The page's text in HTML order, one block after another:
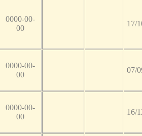
0000-00-
00
17/
0000-00-
00
07/
0000-00-
00
16/